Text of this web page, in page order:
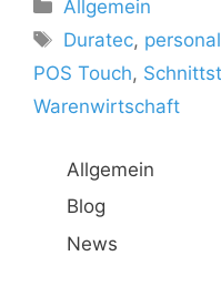
Allgemein
Schlagwörter
Duratec,
POS Touch,
Warenwirtschaft
Allgemein
Blog
News